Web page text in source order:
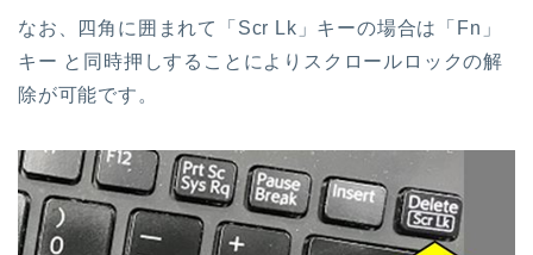
なお、四角に囲まれて「Scr Lk」キーの場合は「Fn」
キー と同時押しすることによりスクロールロックの解
除が可能です。